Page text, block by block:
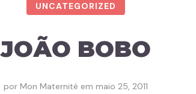
UNCATEGORIZED
JOÃO BOBO
por Mon Maternité em maio 25, 2011